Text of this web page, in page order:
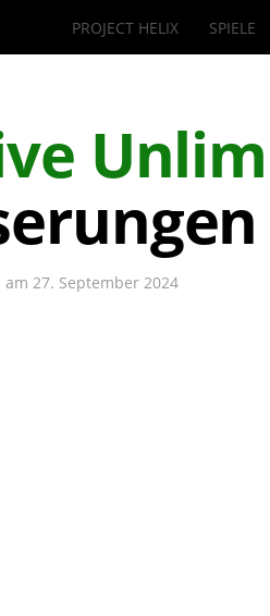
PROJECT HELIX SPIELE
am 27. September 2024